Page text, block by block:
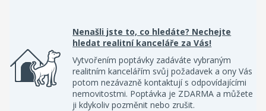
Nenašli jste to, co hledáte? Nechejte
hledat realitní kanceláře za Vás!
Vytvořením poptávky zadáváte vybraným
realitním kancelářím svůj požadavek a ony Vás
potom nezávazně kontaktují s odpovídajícími
nemovitostmi. Poptávka je ZDARMA a můžete
ji kdykoliv pozměnit nebo zrušit.